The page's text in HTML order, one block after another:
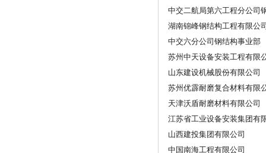
中交二航局第六工程分公司
湖南锦峰钢结构工程有限公
中交六分公司钢结构事业部
苏州中天设备安装工程有限
山东建设机械股份有限公司
苏州优霹耐磨复合材料有限
天津沃盾耐磨材料有限公司
江苏省工业设备安装集团有
山西建投集团有限公司
中国南海工程有限公司